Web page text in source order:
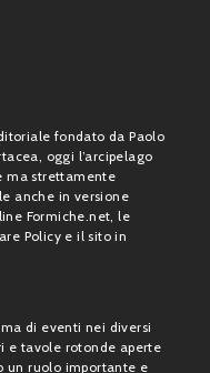
fondato da Paolo
oggi l’arcipelago
ma strettamente
anche in versione
Formiche.net, le
Policy e il sito in
di eventi nei diversi
e tavole rotonde aperte
un ruolo importante e